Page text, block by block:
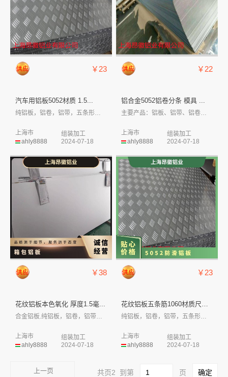
￥23
汽车用铝板5052材质 1.5...
ahly8888
上海市
组装加工
2024-07-18
￥22
铝合金5052铝卷分条 模具 ...
ahly8888
上海市
组装加工
2024-07-18
￥38
花纹铝板本色氧化 厚度1.5毫...
ahly8888
上海市
组装加工
2024-07-18
￥23
ahly8888
上海市
组装加工
2024-07-18
上一页 共页2 到第 页